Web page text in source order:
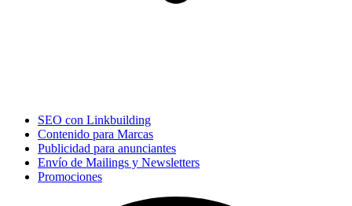
SEO con Linkbuilding
Contenido para Marcas
Publicidad para anunciantes
Envío de Mailings y Newsletters
Promociones